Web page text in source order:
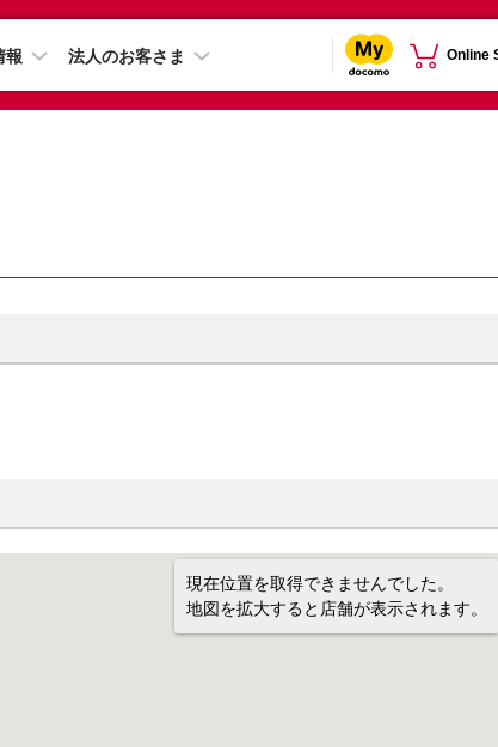
報 法人のお客さま Online
現在位置を取得できませんでした。
地図を拡大すると店舗が表示されます。